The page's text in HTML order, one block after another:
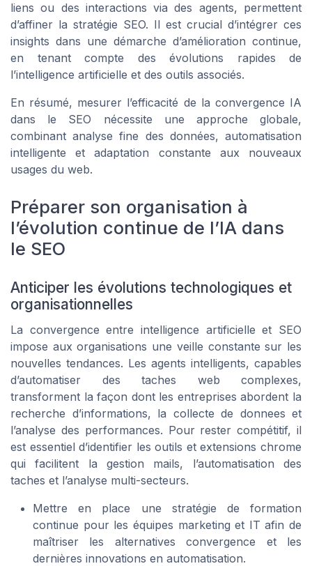
liens ou des interactions via des agents, permettent
d’affiner la stratégie SEO. Il est crucial d’intégrer ces
insights dans une démarche d’amélioration continue,
en tenant compte des évolutions rapides de
l’intelligence artificielle et des outils associés.
En résumé, mesurer l’efficacité de la convergence IA
dans le SEO nécessite une approche globale,
combinant analyse fine des données, automatisation
intelligente et adaptation constante aux nouveaux
usages du web.
Préparer son organisation à
l’évolution continue de l’IA dans
le SEO
Anticiper les évolutions technologiques et
organisationnelles
La convergence entre intelligence artificielle et SEO
impose aux organisations une veille constante sur les
nouvelles tendances. Les agents intelligents, capables
d’automatiser des taches web complexes,
transforment la façon dont les entreprises abordent la
recherche d’informations, la collecte de donnees et
l’analyse des performances. Pour rester compétitif, il
est essentiel d’identifier les outils et extensions chrome
qui facilitent la gestion mails, l’automatisation des
taches et l’analyse multi-secteurs.
Mettre en place une stratégie de formation
continue pour les équipes marketing et IT afin de
maîtriser les alternatives convergence et les
dernières innovations en automatisation.